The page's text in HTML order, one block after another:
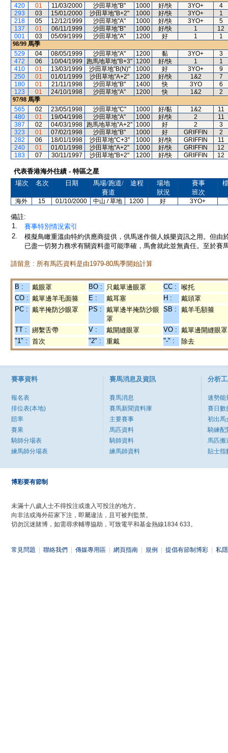
420
01 11/03/2000 沙田草地"B" 1000 好/快 3YO+
4
293
03 15/01/2000 沙田草地"B+2" 1000 好/快 3YO+
1
218
05 12/12/1999 沙田草地"A" 1000 好/快 3YO+
5
137
01 06/11/1999 沙田草地"B" 1000 好/快 1
12
001
03 05/09/1999 沙田草地"A" 1200 好 1
1
98/99 馬季
529
04 08/05/1999 沙田草地"A" 1200 黏 3YO+
3
472
06 10/04/1999 跑馬地草地"B+3" 1200 好/快 1
1
410
01 13/03/1999 沙田草地"B(N)" 1000 好 3YO+
9
250
01 01/01/1999 沙田草地"A+2" 1200 好/快 1&2
7
180
01 21/11/1998 沙田草地"B" 1400 快 3YO
6
123
01 24/10/1998 沙田草地"A" 1200 快 1&2
2
97/98 馬季
565
02 23/05/1998 沙田草地"C" 1000 好/黏 1&2
11
480
01 19/04/1998 沙田草地"A" 1000 好/快 2
11
387
02 04/03/1998 跑馬地草地"A+2" 1000 好 2
3
323
01 07/02/1998 沙田草地"B" 1000 好 GRIFFIN
2
282
06 18/01/1998 沙田草地"C+3" 1000 好/快 GRIFFIN
11
240
01 01/01/1998 沙田草地"A+2" 1000 好/快 GRIFFIN
12
183
07 30/11/1997 沙田草地"B+2" 1200 好/快 GRIFFIN 12
代表香港海外往績 - 特區之星
場次
名次 日期
馬場/跑道/
賽道
途程
場地
狀況
賽事
班次
海外 15 01/10/2000 中山 / 草地 1200 好 3YO+
備註:
1.
賽事特別情況索引
2.
模擬鳥瞰重溫由特約供應商提供，供馬迷作個人娛樂資訊之用。但
已盡一切努力務求有關資料盡可能準確，馬會就此並無責任。至於賽
請留意 : 所有馬匹資料是由1979-80馬季開始計算
B : 戴眼罩 BO : 只戴單邊眼罩 CC :
喉托
CO : 戴單邊羊毛面箍 E : 戴耳塞 H :
戴頭罩
PC : 戴半掩防沙眼罩 PS :
戴單邊半掩防沙眼
罩
SB : 戴羊毛額箍
TT : 綁繫舌帶 V : 戴開縫眼罩 VO : 戴單邊開縫眼罩
"1" :
首次 "2" : 重戴 "-" : 除去
賽事資料
報名表
排位表(本地)
賠率
賽果
騎師分場表
練馬師分場表
賽馬消息及資訊
賽馬消息
賽馬新聞資料庫
主要賽事
馬匹資料
騎師資料
練馬師資料
分析
速勢能
賽日數
初出馬
騎練配
馬匹搬
貼士指
博彩要有節制
未滿十八歲人士不得投注或進入可投注的地方。
向非法或海外莊家下注，即屬違法，且可被判監禁。
切勿沉迷賭博，如需尋求輔導協助，可致電平和基金熱線1834 633。
常見問題 聯絡我們 傳媒專用區 網頁指南 規例 提倡有節制博彩 私